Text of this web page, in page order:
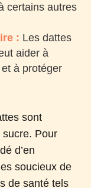
certains autres
: Les dattes
aider à
à protéger
sont
Pour
d’en
soucieux de
de santé tels